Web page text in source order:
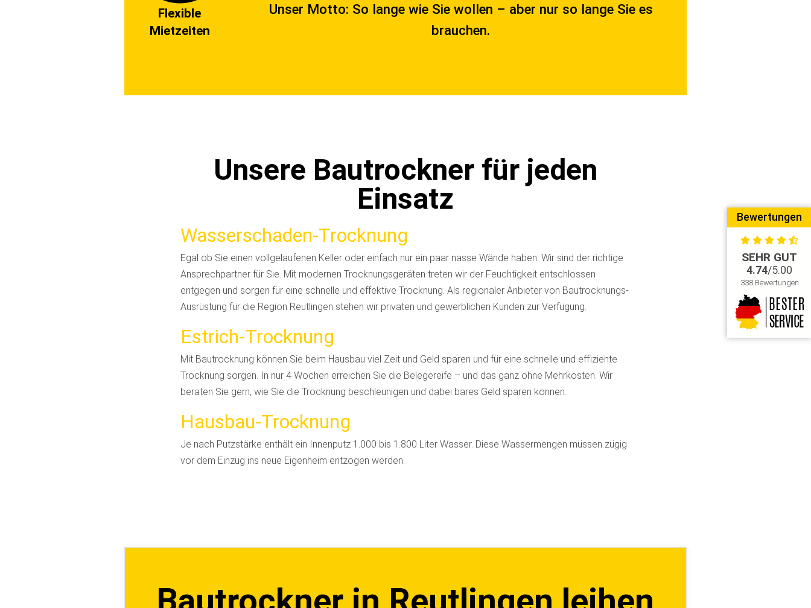
Flexible
Mietzeiten
Unser Motto: So lange wie Sie wollen – aber nur so lange Sie es
brauchen.
Unsere Bautrockner für jeden
Einsatz
Wasserschaden-Trocknung
Egal ob Sie einen vollgelaufenen Keller oder einfach nur ein paar nasse Wände haben. Wir sind der richtige
Ansprechpartner für Sie. Mit modernen Trocknungsgeräten treten wir der Feuchtigkeit entschlossen
entgegen und sorgen für eine schnelle und effektive Trocknung. Als regionaler Anbieter von Bautrocknungs-
Ausrüstung für die Region Reutlingen stehen wir privaten und gewerblichen Kunden zur Verfügung.
Estrich-Trocknung
Mit Bautrocknung können Sie beim Hausbau viel Zeit und Geld sparen und für eine schnelle und effiziente
Trocknung sorgen. In nur 4 Wochen erreichen Sie die Belegereife – und das ganz ohne Mehrkosten. Wir
beraten Sie gern, wie Sie die Trocknung beschleunigen und dabei bares Geld sparen können.
Hausbau-Trocknung
Je nach Putzstärke enthält ein Innenputz 1.000 bis 1.800 Liter Wasser. Diese Wassermengen müssen zügig
vor dem Einzug ins neue Eigenheim entzogen werden.
Bewertungen
SEHR GUT
4.74/5.00
338 Bewertungen